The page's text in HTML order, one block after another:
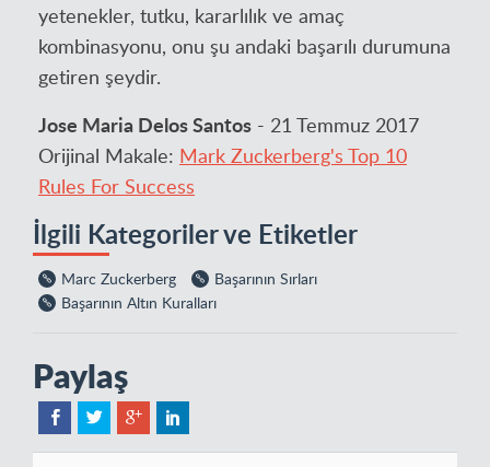
yetenekler, tutku, kararlılık ve amaç
kombinasyonu, onu şu andaki başarılı durumuna
getiren şeydir.
Jose Maria Delos Santos - 21 Temmuz 2017
Orijinal Makale: Mark Zuckerberg's Top 10
Rules For Success
İlgili Kategoriler ve Etiketler
Marc Zuckerberg
Başarının Sırları
Başarının Altın Kuralları
Paylaş